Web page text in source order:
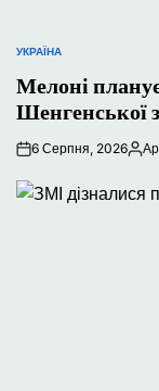
ОПУБЛІКУВАТИ
УКРАЇНА
Мелоні
Шенгенської
6 Серпня, 2026